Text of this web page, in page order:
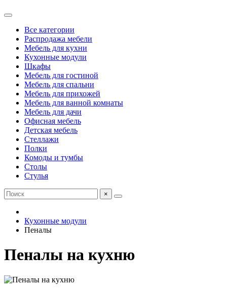
Все категории
Распродажа мебели
Мебель для кухни
Кухонные модули
Шкафы
Мебель для гостиной
Мебель для спальни
Мебель для прихожей
Мебель для ванной комнаты
Мебель для дачи
Офисная мебель
Детская мебель
Стеллажи
Полки
Комоды и тумбы
Столы
Стулья
×
Кухонные модули
Пеналы
Пеналы на кухню